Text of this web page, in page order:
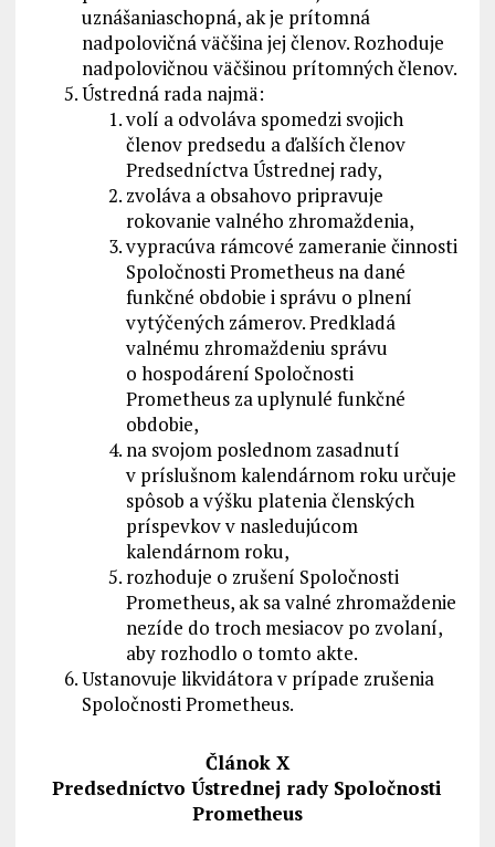
uznášaniaschopná, ak je prítomná
nadpolovičná väčšina jej členov. Rozhoduje
nadpolovičnou väčšinou prítomných členov.
Ústredná rada najmä:
volí a odvoláva spomedzi svojich
členov predsedu a ďalších členov
Predsedníctva Ústrednej rady,
zvoláva a obsahovo pripravuje
rokovanie valného zhromaždenia,
vypracúva rámcové zameranie činnosti
Spoločnosti Prometheus na dané
funkčné obdobie i správu o plnení
vytýčených zámerov. Predkladá
valnému zhromaždeniu správu
o hospodárení Spoločnosti
Prometheus za uplynulé funkčné
obdobie,
na svojom poslednom zasadnutí
v príslušnom kalendárnom roku určuje
spôsob a výšku platenia členských
príspevkov v nasledujúcom
kalendárnom roku,
rozhoduje o zrušení Spoločnosti
Prometheus, ak sa valné zhromaždenie
nezíde do troch mesiacov po zvolaní,
aby rozhodlo o tomto akte.
Ustanovuje likvidátora v prípade zrušenia
Spoločnosti Prometheus.
Článok X
Predsedníctvo Ústrednej rady Spoločnosti
Prometheus